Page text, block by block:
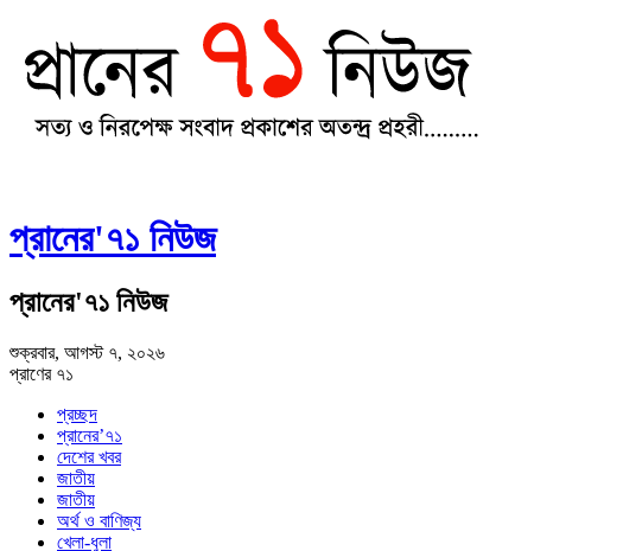
প্রানের'৭১ নিউজ
প্রানের'৭১ নিউজ
শুক্রবার, আগস্ট ৭, ২০২৬
প্রাণের ৭১
প্রচ্ছদ
প্রানের’৭১
দেশের খবর
জাতীয়
জাতীয়
অর্থ ও বাণিজ্য
খেলা-ধুলা